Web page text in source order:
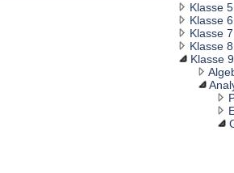
Klasse
Klasse
Klasse
Klasse
Klasse